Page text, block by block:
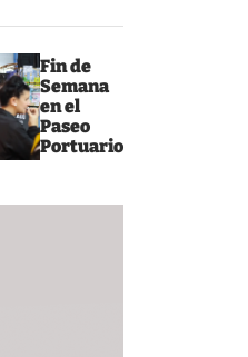
Fin de
Semana
en el
Paseo
Portuario